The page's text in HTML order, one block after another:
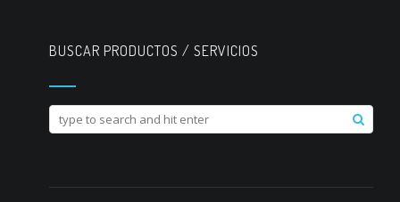
BUSCAR PRODUCTOS / SERVICIOS